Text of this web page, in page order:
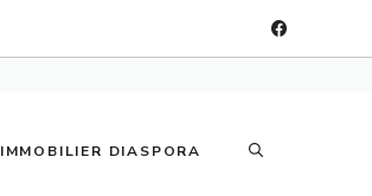
IMMOBILIER DIASPORA